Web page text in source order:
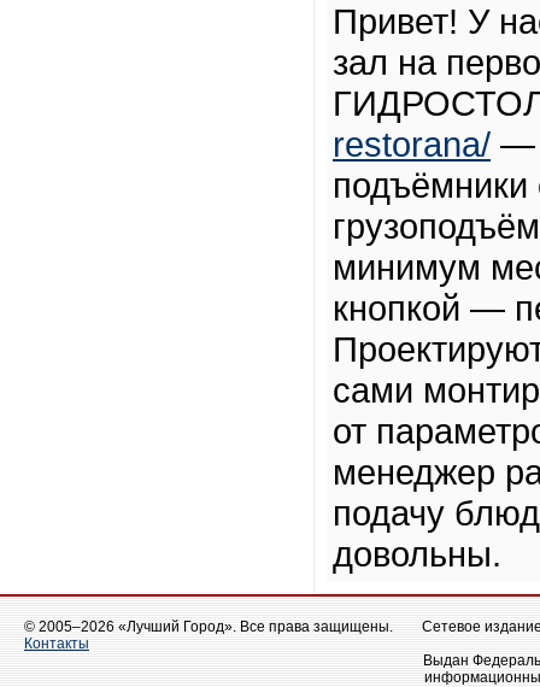
Привет! У
зал на
restorana/ —
минимум
кнопкой —
сами
от
менеджер
подачу
довольны.
© 2005–2026 «Лучший Город». Все права защищены.
Контакты
Сетевое
Выдан